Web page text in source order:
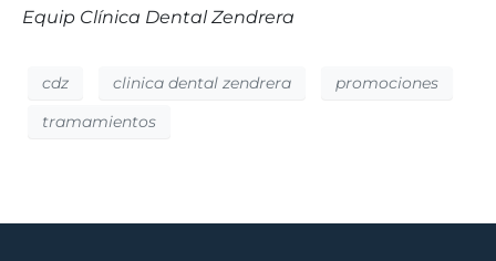
Equip Clínica Dental Zendrera
cdz clinica dental zendrera
promociones
tramamientos